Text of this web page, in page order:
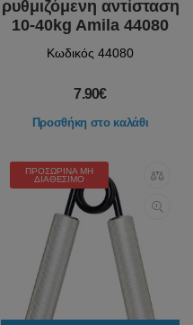
ρυθμιζόμενη αντίσταση
10-40kg Amila 44080
Κωδικός 44080
7.90€
Προσθήκη στο καλάθι
ΠΡΟΣΩΡΙΝΆ ΜΗ
ΔΙΑΘΈΣΙΜΟ